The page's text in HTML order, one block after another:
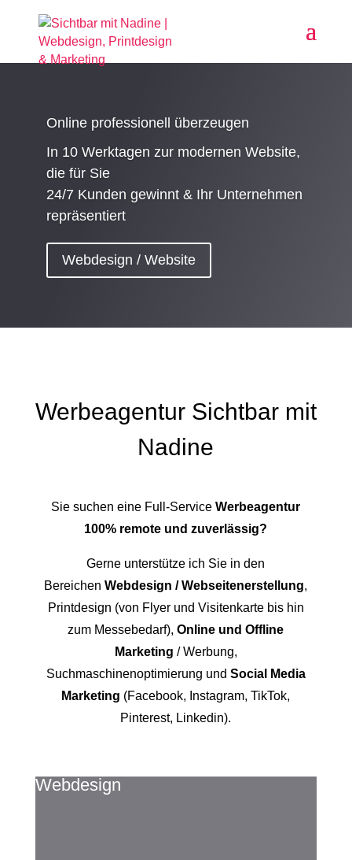
Online professionell überzeugen
In 10 Werktagen zur modernen Website,
die für Sie
24/7 Kunden gewinnt & Ihr Unternehmen
repräsentiert
Webdesign / Website
Werbeagentur Sichtbar mit
Nadine
Sie suchen eine Full-Service Werbeagentur
100% remote und zuverlässig?
Gerne unterstütze ich Sie in den
Bereichen Webdesign / Webseitenerstellung,
Printdesign (von Flyer und Visitenkarte bis hin
zum Messebedarf), Online und Offline
Marketing / Werbung,
Suchmaschinenoptimierung und Social Media
Marketing (Facebook, Instagram, TikTok,
Pinterest, Linkedin).
Webdesign